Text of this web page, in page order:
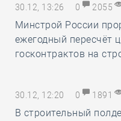
30.12, 13:26 0 2055
Минстрой России
ежегодный пересчёт
госконтрактов на
30.12, 12:20 0 1891
В строительный